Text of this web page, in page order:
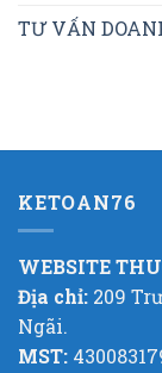
TƯ VẤN
KETOAN76
WEBSITE
Địa chỉ: 209
Ngãi.
MST: